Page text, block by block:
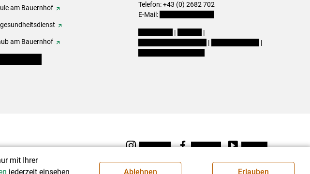
am Bauernhof
am Bauernhof
Telefon: +43 (0) 2682 702
E-Mail:
|
|
|
|
Instagram Facebook Youtube
mit Ihrer
jederzeit einsehen Ablehnen Erlauben